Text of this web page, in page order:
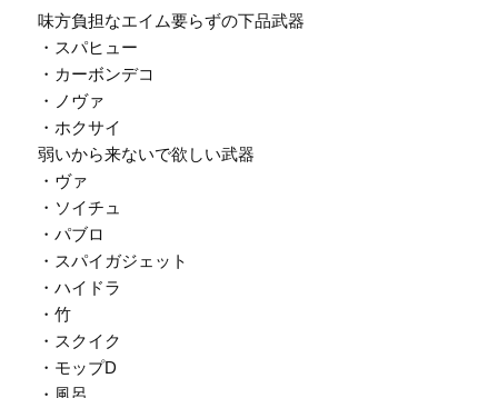
味方負担なエイム要らずの下品武器
・スパヒュー
・カーボンデコ
・ノヴァ
・ホクサイ
弱いから来ないで欲しい武器
・ヴァ
・ソイチュ
・パブロ
・スパイガジェット
・ハイドラ
・竹
・スクイク
・モップD
・風呂